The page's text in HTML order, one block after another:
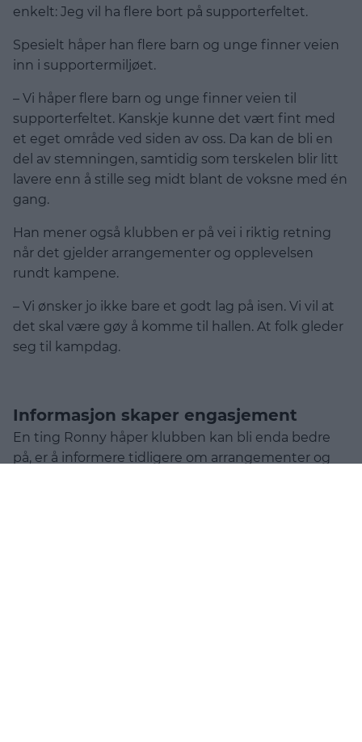
enkelt: Jeg vil ha flere bort på supporterfeltet.
Spesielt håper han flere barn og unge finner veien
inn i supportermiljøet.
– Vi håper flere barn og unge finner veien til
supporterfeltet. Kanskje kunne det vært fint med
et eget område ved siden av oss. Da kan de bli en
del av stemningen, samtidig som terskelen blir litt
lavere enn å stille seg midt blant de voksne med én
gang.
Han mener også klubben er på vei i riktig retning
når det gjelder arrangementer og opplevelsen
rundt kampene.
– Vi ønsker jo ikke bare et godt lag på isen. Vi vil at
det skal være gøy å komme til hallen. At folk gleder
seg til kampdag.
Informasjon skaper engasjement
En ting Ronny håper klubben kan bli enda bedre
på, er å informere tidligere om arrangementer og